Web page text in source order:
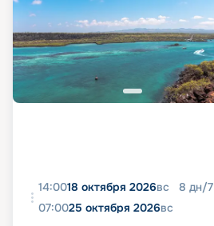
14:0018 октября 2026вс 8 дн/7
07:0025 октября 2026вс